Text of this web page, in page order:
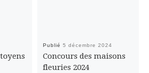
Publié 5 décembre 2024
Concours des maisons
fleuries 2024